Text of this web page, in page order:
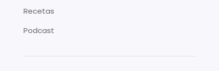
Recetas
Podcast